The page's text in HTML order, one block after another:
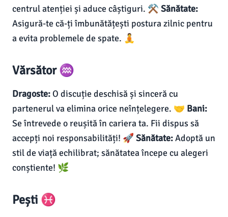
centrul atenției și aduce câștiguri. ⚒️ Sănătate:
Asigură-te că-ți îmbunătățești postura zilnic pentru
a evita problemele de spate. 🧘
Vărsător ♒
Dragoste: O discuție deschisă și sinceră cu
partenerul va elimina orice neînțelegere. 🤝 Bani:
Se întrevede o reușită în cariera ta. Fii dispus să
accepți noi responsabilități! 🚀 Sănătate:Adoptă un
stil de viață echilibrat; sănătatea începe cu alegeri
conștiente! 🌿
Pești ♓